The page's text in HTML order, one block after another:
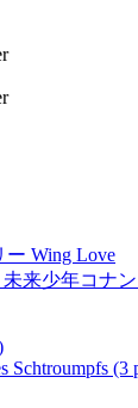
ー Wing Love
来少年コナン
Schtroumpfs (3